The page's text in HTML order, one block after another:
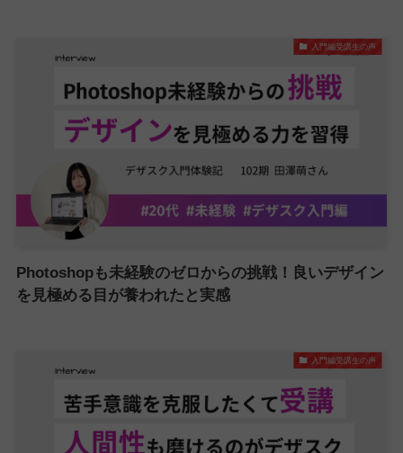
入門編受講生の声
Photoshopも未経験のゼロからの挑戦！良いデザイン
を見極める目が養われたと実感
入門編受講生の声